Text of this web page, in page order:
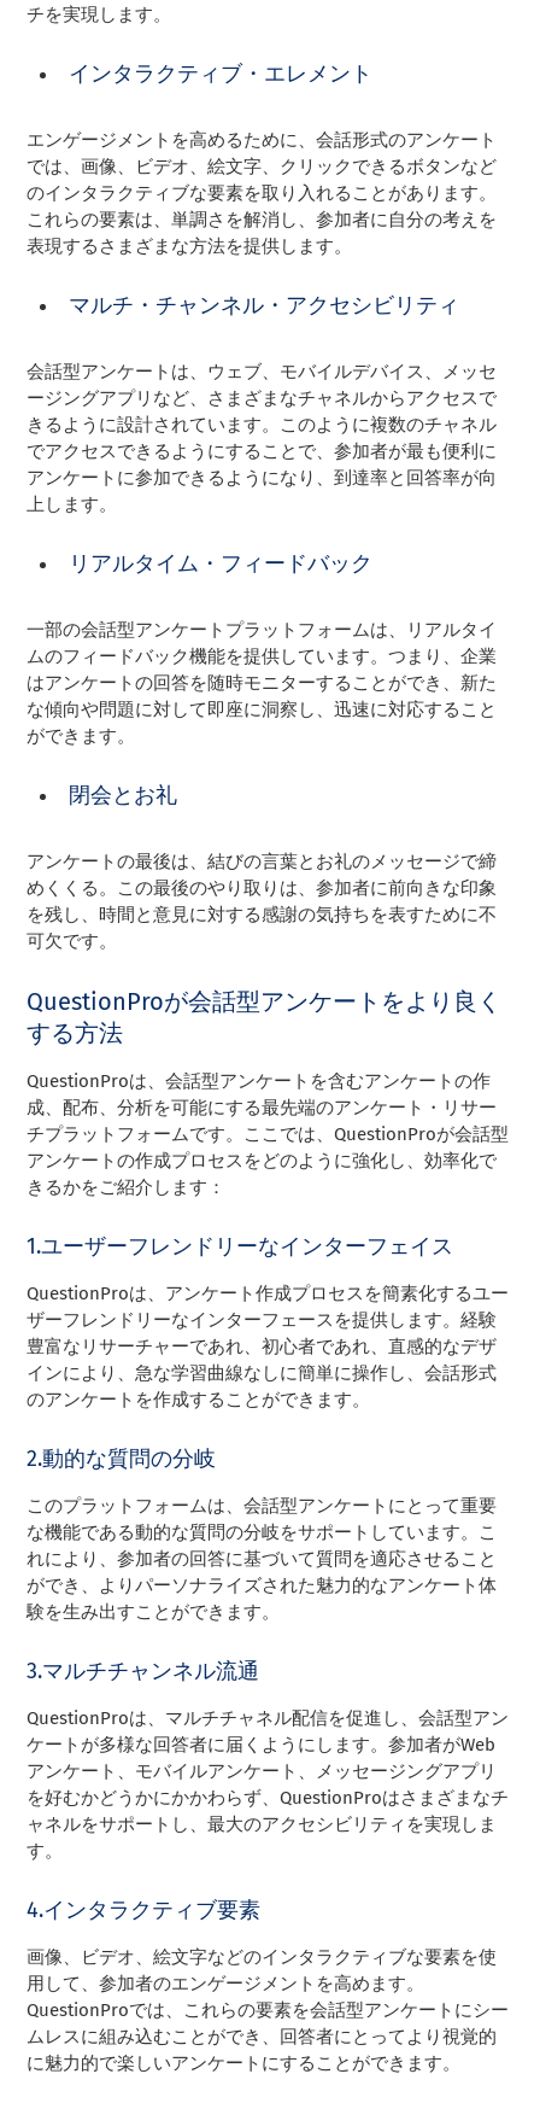
チを実現します。
インタラクティブ・エレメント
エンゲージメントを高めるために、会話形式のアンケート
では、画像、ビデオ、絵文字、クリックできるボタンなど
のインタラクティブな要素を取り入れることがあります。
これらの要素は、単調さを解消し、参加者に自分の考えを
表現するさまざまな方法を提供します。
マルチ・チャンネル・アクセシビリティ
会話型アンケートは、ウェブ、モバイルデバイス、メッセ
ージングアプリなど、さまざまなチャネルからアクセスで
きるように設計されています。このように複数のチャネル
でアクセスできるようにすることで、参加者が最も便利に
アンケートに参加できるようになり、到達率と回答率が向
上します。
リアルタイム・フィードバック
一部の会話型アンケートプラットフォームは、リアルタイ
ムのフィードバック機能を提供しています。つまり、企業
はアンケートの回答を随時モニターすることができ、新た
な傾向や問題に対して即座に洞察し、迅速に対応すること
ができます。
閉会とお礼
アンケートの最後は、結びの言葉とお礼のメッセージで締
めくくる。この最後のやり取りは、参加者に前向きな印象
を残し、時間と意見に対する感謝の気持ちを表すために不
可欠です。
QuestionProが会話型アンケートをより良く
する方法
QuestionProは、会話型アンケートを含むアンケートの作
成、配布、分析を可能にする最先端のアンケート・リサー
チプラットフォームです。ここでは、QuestionProが会話型
アンケートの作成プロセスをどのように強化し、効率化で
きるかをご紹介します：
1.ユーザーフレンドリーなインターフェイス
QuestionProは、アンケート作成プロセスを簡素化するユー
ザーフレンドリーなインターフェースを提供します。経験
豊富なリサーチャーであれ、初心者であれ、直感的なデザ
インにより、急な学習曲線なしに簡単に操作し、会話形式
のアンケートを作成することができます。
2.動的な質問の分岐
このプラットフォームは、会話型アンケートにとって重要
な機能である動的な質問の分岐をサポートしています。こ
れにより、参加者の回答に基づいて質問を適応させること
ができ、よりパーソナライズされた魅力的なアンケート体
験を生み出すことができます。
3.マルチチャンネル流通
QuestionProは、マルチチャネル配信を促進し、会話型アン
ケートが多様な回答者に届くようにします。参加者がWeb
アンケート、モバイルアンケート、メッセージングアプリ
を好むかどうかにかかわらず、QuestionProはさまざまなチ
ャネルをサポートし、最大のアクセシビリティを実現しま
す。
4.インタラクティブ要素
画像、ビデオ、絵文字などのインタラクティブな要素を使
用して、参加者のエンゲージメントを高めます。
QuestionProでは、これらの要素を会話型アンケートにシー
ムレスに組み込むことができ、回答者にとってより視覚的
に魅力的で楽しいアンケートにすることができます。